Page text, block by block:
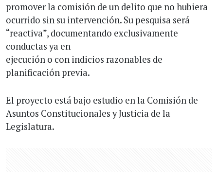
promover la comisión de un delito que no hubiera
ocurrido sin su intervención. Su pesquisa será
“reactiva”, documentando exclusivamente
conductas ya en
ejecución o con indicios razonables de
planificación previa.
El proyecto está bajo estudio en la Comisión de
Asuntos Constitucionales y Justicia de la
Legislatura.